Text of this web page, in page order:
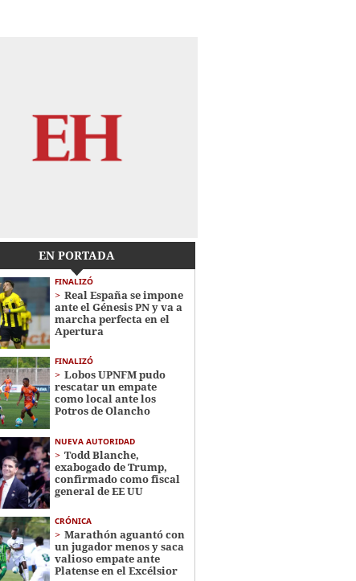
EN PORTADA
FINALIZÓ
Real España se impone
ante el Génesis PN y va a
marcha perfecta en el
Apertura
FINALIZÓ
Lobos UPNFM pudo
rescatar un empate
como local ante los
Potros de Olancho
NUEVA AUTORIDAD
Todd Blanche,
exabogado de Trump,
confirmado como fiscal
general de EE UU
CRÓNICA
Marathón aguantó con
un jugador menos y saca
valioso empate ante
Platense en el Excélsior